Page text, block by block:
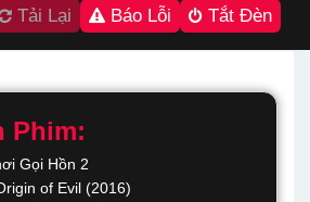
Tải Lại Báo Lỗi Tắt Đèn
Phim:
Gọi Hồn 2
of Evil (2016)